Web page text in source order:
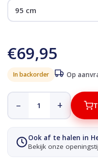
€69,95
In backorder Op
– +
Ook af te halen in
Bekijk onze